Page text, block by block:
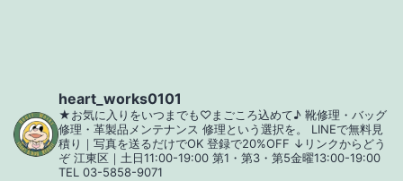
ン
heart_works0101
★お気に入りをいつまでも♡まごころ込めて♪ 靴修理・バッグ
修理・革製品メンテナンス 修理という選択を。
LINEで無料見
積り｜写真を送るだけでOK 登録で20%OFF ↓リンクからどう
ぞ江東区｜土日11:00-19:00 第1・第3・第5金曜13:00-19:00
TEL 03-5858-9071